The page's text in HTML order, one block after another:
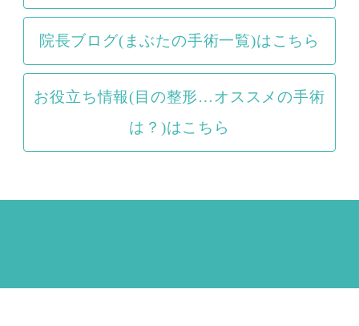
院長ブログ(まぶたの手術一覧)はこちら
お役立ち情報(目の整形…オススメの手術
は？)はこちら